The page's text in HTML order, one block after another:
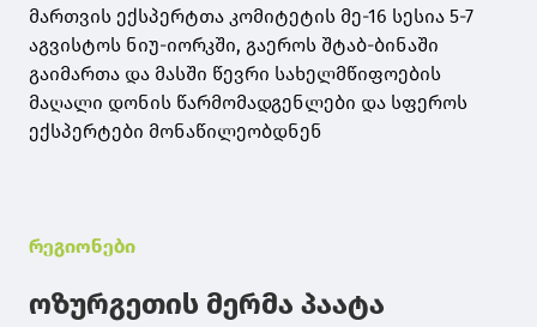
მართვის ექსპერტთა კომიტეტის მე-16 სესია 5-7
აგვისტოს ნიუ-იორკში, გაეროს შტაბ-ბინაში
გაიმართა და მასში წევრი სახელმწიფოების
მაღალი დონის წარმომადგენლები და სფეროს
ექსპერტები მონაწილეობდნენ
რეგიონები
ოზურგეთის მერმა პაატა